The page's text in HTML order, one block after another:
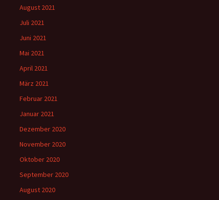
August 2021
Juli 2021
Juni 2021
Mai 2021
April 2021
März 2021
Februar 2021
Januar 2021
Dezember 2020
November 2020
Oktober 2020
September 2020
August 2020